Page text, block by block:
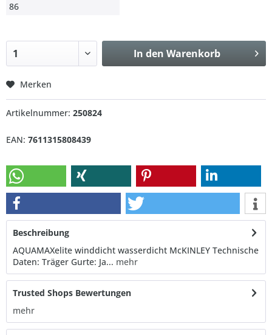
86
In den Warenkorb
Merken
Artikelnummer: 250824
EAN: 7611315808439
Beschreibung
AQUAMAXelite winddicht wasserdicht McKINLEY Technische
Daten: Träger Gurte: Ja... mehr
Trusted Shops Bewertungen
mehr